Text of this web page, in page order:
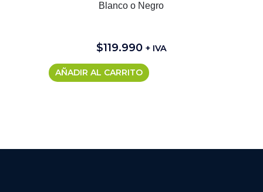
Blanco o Negro
$119.990 + IVA
AÑADIR AL CARRITO